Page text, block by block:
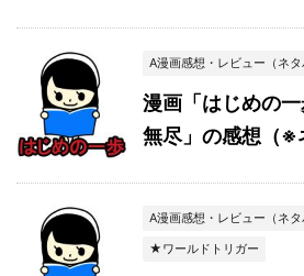
A漫画感想・レビュー（ネタ
漫画「はじめの
無尽」の感想（※
A漫画感想・レビュー（ネタ
★ワールドトリガー